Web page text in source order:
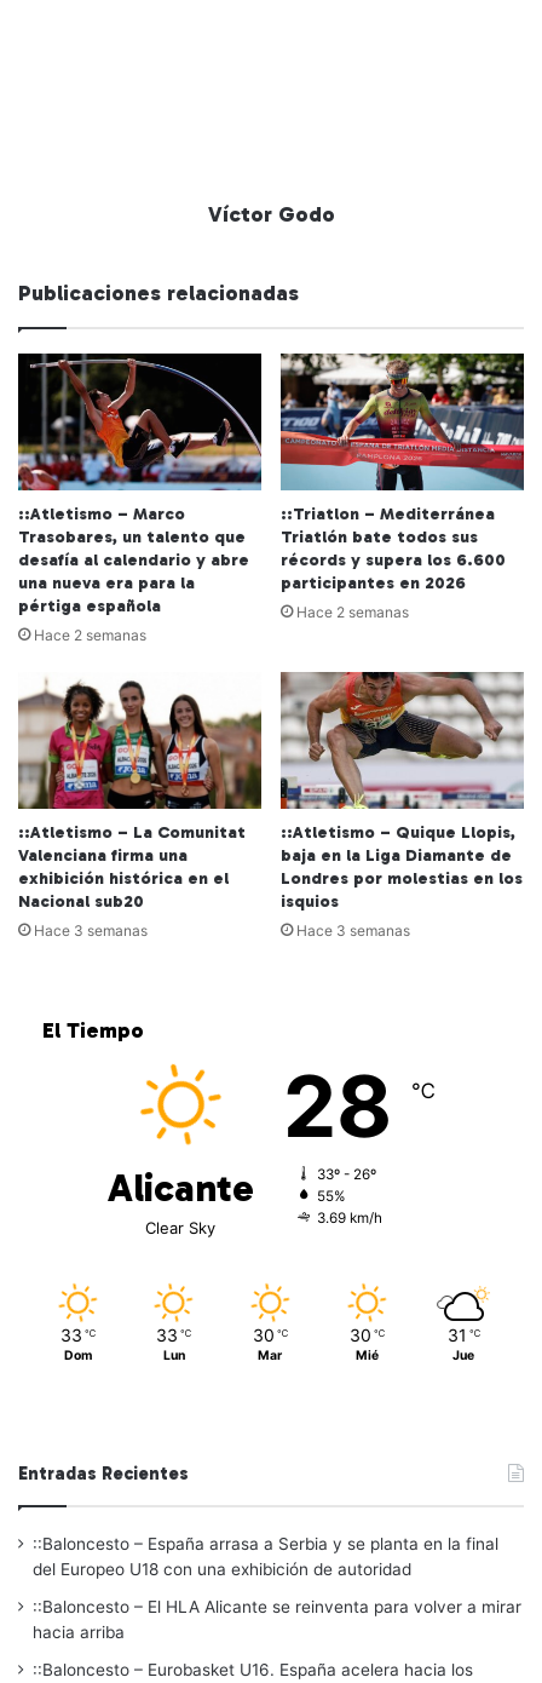
Víctor Godo
Publicaciones relacionadas
::Atletismo – Marco
Trasobares, un talento que
desafía al calendario y abre
una nueva era para la
pértiga española
Hace 2 semanas
::Triatlon – Mediterránea
Triatlón bate todos sus
récords y supera los 6.600
participantes en 2026
Hace 2 semanas
::Atletismo – La Comunitat
Valenciana firma una
exhibición histórica en el
Nacional sub20
Hace 3 semanas
::Atletismo – Quique Llopis,
baja en la Liga Diamante de
Londres por molestias en los
isquios
Hace 3 semanas
El Tiempo
Alicante
Clear Sky
28 ℃
33º - 26º
55%
3.69 km/h
33 ℃
Dom
33 ℃
Lun
30 ℃
Mar
30 ℃
Mié
31 ℃
Jue
Entradas Recientes
::Baloncesto – España arrasa a Serbia y se planta en la final
del Europeo U18 con una exhibición de autoridad
::Baloncesto – El HLA Alicante se reinventa para volver a mirar
hacia arriba
::Baloncesto – Eurobasket U16. España acelera hacia los